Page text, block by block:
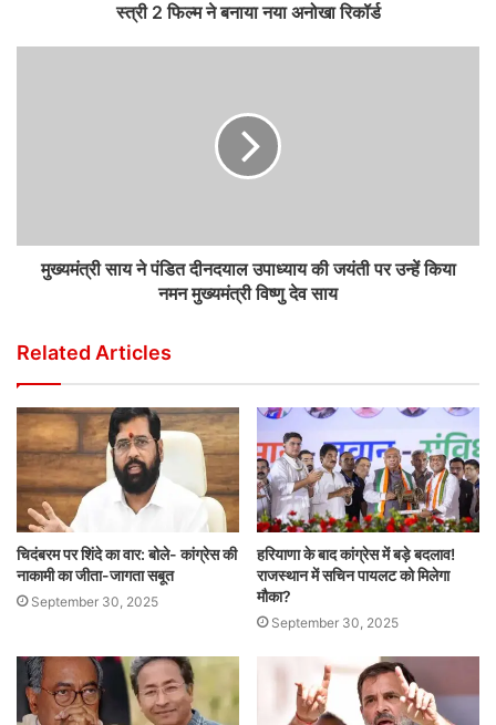
स्त्री 2 फिल्म ने बनाया नया अनोखा रिकॉर्ड
मुख्यमंत्री साय ने पंडित दीनदयाल उपाध्याय की जयंती पर उन्हें किया
नमन मुख्यमंत्री विष्णु देव साय
Related Articles
चिदंबरम पर शिंदे का वार: बोले- कांग्रेस की
नाकामी का जीता-जागता सबूत
September 30, 2025
हरियाणा के बाद कांग्रेस में बड़े बदलाव!
राजस्थान में सचिन पायलट को मिलेगा
मौका?
September 30, 2025